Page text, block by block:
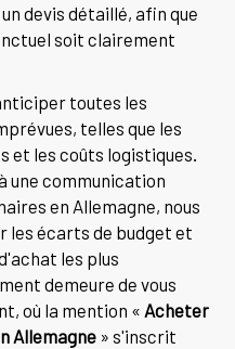
devis détaillé, afin que
soit clairement
toutes les
telles que les
et les coûts logistiques.
une communication
en Allemagne, nous
les écarts de budget et
les plus
demeure de vous
où la mention « Acheter
Allemagne» s'inscrit